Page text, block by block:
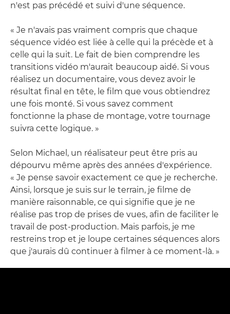
n'est pas précédé et suivi d'une séquence.
« Je n'avais pas vraiment compris que chaque
séquence vidéo est liée à celle qui la précède et à
celle qui la suit. Le fait de bien comprendre les
transitions vidéo m'aurait beaucoup aidé. Si vous
réalisez un documentaire, vous devez avoir le
résultat final en tête, le film que vous obtiendrez
une fois monté. Si vous savez comment
fonctionne la phase de montage, votre tournage
suivra cette logique. »
Selon Michael, un réalisateur peut être pris au
dépourvu même après des années d'expérience.
« Je pense savoir exactement ce que je recherche.
Ainsi, lorsque je suis sur le terrain, je filme de
manière raisonnable, ce qui signifie que je ne
réalise pas trop de prises de vues, afin de faciliter le
travail de post-production. Mais parfois, je me
restreins trop et je loupe certaines séquences alors
que j'aurais dû continuer à filmer à ce moment-là. »